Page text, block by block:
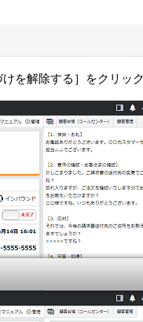
を解除する］をクリック